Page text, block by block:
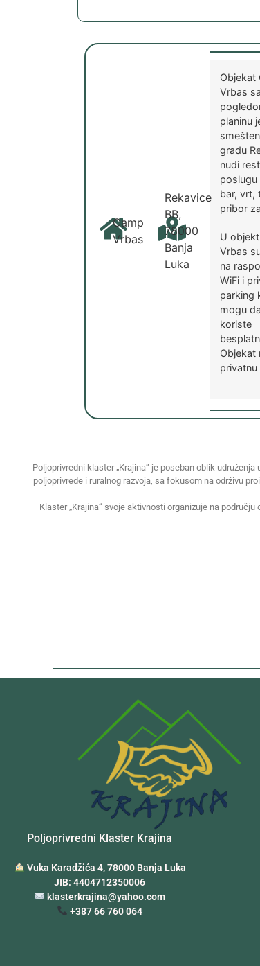
Camp
Vrbas
Rekavice
BB,
78000
Banja
Luka
Objekat
Vrbas sa
planinu
gradu
nudi
poslugu
bar, vrt,
pribor
U
Vrbas
na
WiFi i
parking
mogu
koriste
Objekat
privatnu
Poljoprivredni klaster „Krajina“ je poseban oblik
poljoprivrede i ruralnog razvoja, sa fokusom na održivu
Klaster „Krajina“ svoje aktivnosti organizuje na
Poljoprivredni Klaster Krajina
Vuka Karadžića 4, 78000 Banja Luka
JIB: 4404712350006
klasterkrajina@yahoo.com
+387 66 760 064